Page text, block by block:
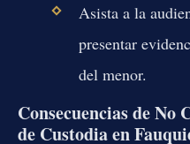
Asista a la
presentar
del menor.
Consecuencias de
de Custodia en